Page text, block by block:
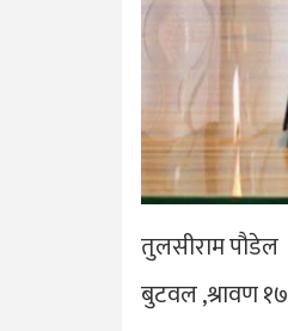
तुलसीराम पौडेल
बुटवल ,श्रावण १७